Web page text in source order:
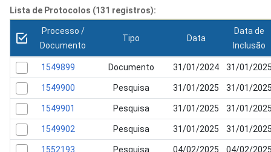
Lista de Protocolos (131 registros):
Processo /
Documento
Tipo Data
Data de
Inclusão
1549899 Documento 31/01/2024 31/01/
1549900 Pesquisa 31/01/2025 31/01/
1549901 Pesquisa 31/01/2025 31/01/
1549902 Pesquisa 31/01/2025 31/01/
1552193 Pesquisa 04/02/2025 04/02/